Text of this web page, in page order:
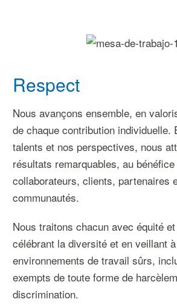
Respect
Nous avançons ensemble, en
de chaque contribution individuelle.
talents et nos perspectives, nous
résultats remarquables, au
collaborateurs, clients, partenaires
communautés.
Nous traitons chacun avec équité
célébrant la diversité et en veillant
environnements de travail sûrs,
exempts de toute forme de
discrimination.